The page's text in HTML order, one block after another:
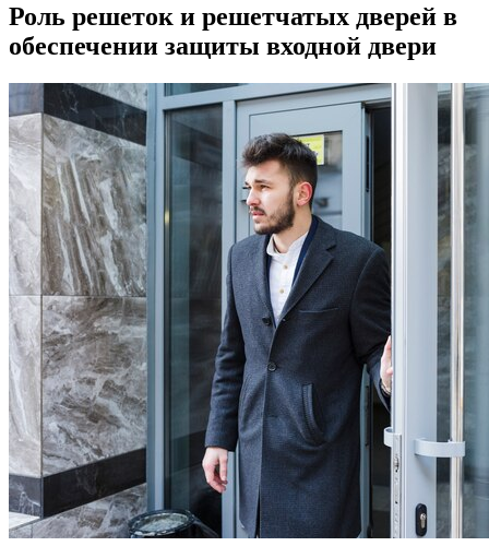
Роль решеток и решетчатых дверей в
обеспечении защиты входной двери